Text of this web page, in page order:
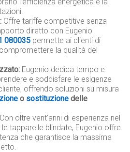
Offre tariffe competitive senza
diretto con Eugenio
080035 permette ai clienti di
la qualità del
Eugenio dedica tempo e
e soddisfare le esigenze
offrendo soluzioni su misura
o sostituzione delle
Con oltre vent’anni di esperienza nel
tapparelle blindate, Eugenio offre
che garantisce la massima